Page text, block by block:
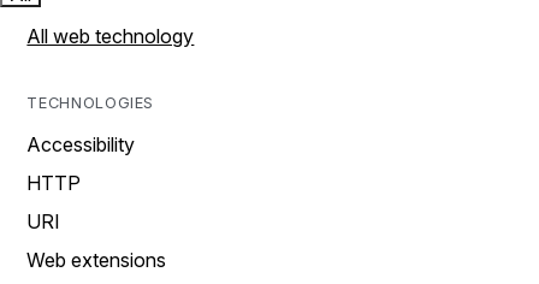
All web technology
TECHNOLOGIES
Accessibility
HTTP
URI
Web extensions